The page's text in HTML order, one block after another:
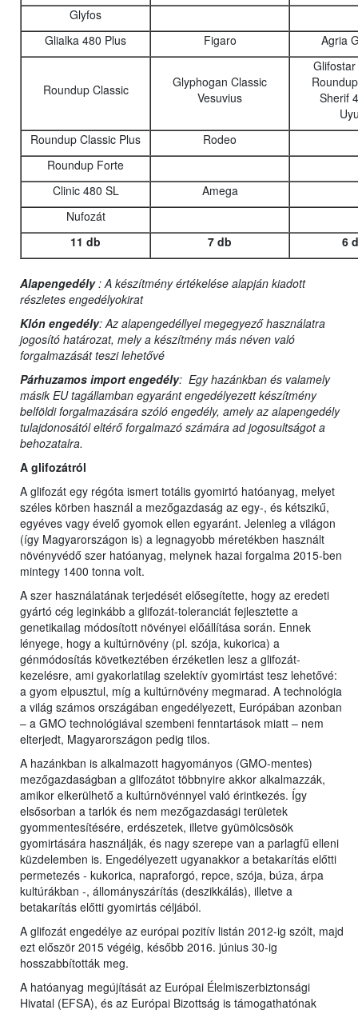
Glyfos
Glialka 480 Plus
Figaro Agria
Roundup Classic
Glyphogan Classic
Vesuvius
Sherif
Roundup Classic Plus
Rodeo
Roundup Forte
Clinic 480 SL
Amega
Nufozát
11 db
7 db 6
Alapengedély: A készítmény értékelése alapján kiadott
részletes engedélyokirat
Klón engedély: Az alapengedéllyel megegyező használatra
jogosító határozat, mely a készítmény más néven való
forgalmazását teszi lehetővé
Párhuzamos import engedély: Egy hazánkban és valamely
másik EU tagállamban egyaránt engedélyezett készítmény
belföldi forgalmazására szóló engedély, amely az alapengedély
tulajdonosától eltérő forgalmazó számára ad jogosultságot a
behozatalra.
A glifozátról
A glifozát egy régóta ismert totális gyomirtó hatóanyag, melyet
széles körben használ a mezőgazdaság az egy-, és kétszikű,
egyéves vagy évelő gyomok ellen egyaránt. Jelenleg a világon
(így Magyarországon is) a legnagyobb méretékben használt
növényvédő szer hatóanyag, melynek hazai forgalma 2015-ben
mintegy 1400 tonna volt.
A szer használatának terjedését elősegítette, hogy az eredeti
gyártó cég leginkább a glifozát-toleranciát fejlesztette a
genetikailag módosított növényei előállítása során. Ennek
lényege, hogy a kultúrnövény (pl. szója, kukorica) a
génmódosítás következtében érzéketlen lesz a glifozát-
kezelésre, ami gyakorlatilag szelektív gyomirtást tesz lehetővé:
a gyom elpusztul, míg a kultúrnövény megmarad. A technológia
a világ számos országában engedélyezett, Európában azonban
– a GMO technológiával szembeni fenntartások miatt – nem
elterjedt, Magyarországon pedig tilos.
A hazánkban is alkalmazott hagyományos (GMO-mentes)
mezőgazdaságban a glifozátot többnyire akkor alkalmazzák,
amikor elkerülhető a kultúrnövénnyel való érintkezés. Így
elsősorban a tarlók és nem mezőgazdasági területek
gyommentesítésére, erdészetek, illetve gyümölcsösök
gyomirtására használják, és nagy szerepe van a parlagfű elleni
küzdelemben is. Engedélyezett ugyanakkor a betakarítás előtti
permetezés - kukorica, napraforgó, repce, szója, búza, árpa
kultúrákban -, állományszárítás (deszikkálás), illetve a
betakarítás előtti gyomirtás céljából.
A glifozát engedélye az európai pozitív listán 2012-ig szólt, majd
ezt először 2015 végéig, később 2016. június 30-ig
hosszabbították meg.
A hatóanyag megújítását az Európai Élelmiszerbiztonsági
Hivatal (EFSA), és az Európai Bizottság is támogathatónak